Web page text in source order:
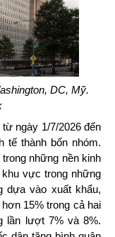
DC, Mỹ.
ngày 1/7/2026 đến
tế thành bốn nhóm.
những nền kinh
vực trong những
dựa vào xuất khẩu,
15% trong cả hai
lần lượt 7% và 8%.